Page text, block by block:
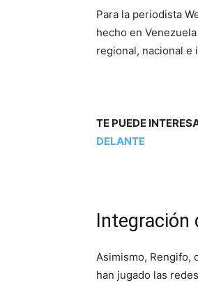
Para la periodista
hecho en
regional, nacional e
TE PUEDE
DELANTE
Integración
Asimismo, Rengifo,
han jugado las